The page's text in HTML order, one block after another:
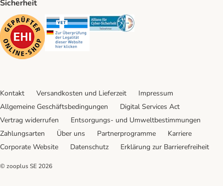
Sicherheit
Security Security Security
Kontakt Versandkosten und Lieferzeit
Impressum
Allgemeine Geschäftsbedingungen
Digital Services Act
Vertrag widerrufen
Entsorgungs- und Umweltbestimmungen
Zahlungsarten
Über uns Partnerprogramme
Karriere
Corporate Website
Datenschutz Erklärung zur Barrierefreiheit
© zooplus SE 2026